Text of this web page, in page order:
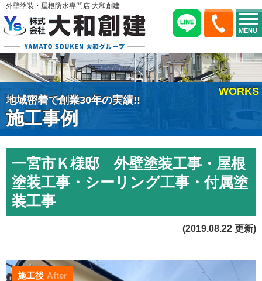
MENU
外壁塗装・屋根防水専門店 大和創建
地域密着で創業30年の実績!!
施工事例
WORKS
一宮市Ｋ様邸 外壁塗装工事・屋根
塗装工事・シーリング工事・付属塗
装工事
(2019.08.22 更新)
施工後 After